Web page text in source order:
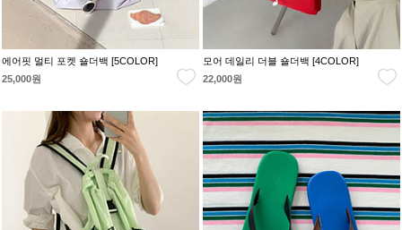
에어핏 멀티 포켓 숄더백 [5COLOR]
25,000원
모어 데일리 더블 숄더백 [4COLOR]
22,000원